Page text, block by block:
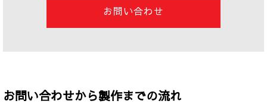
お問い合わせ
お問い合わせから製作までの流れ